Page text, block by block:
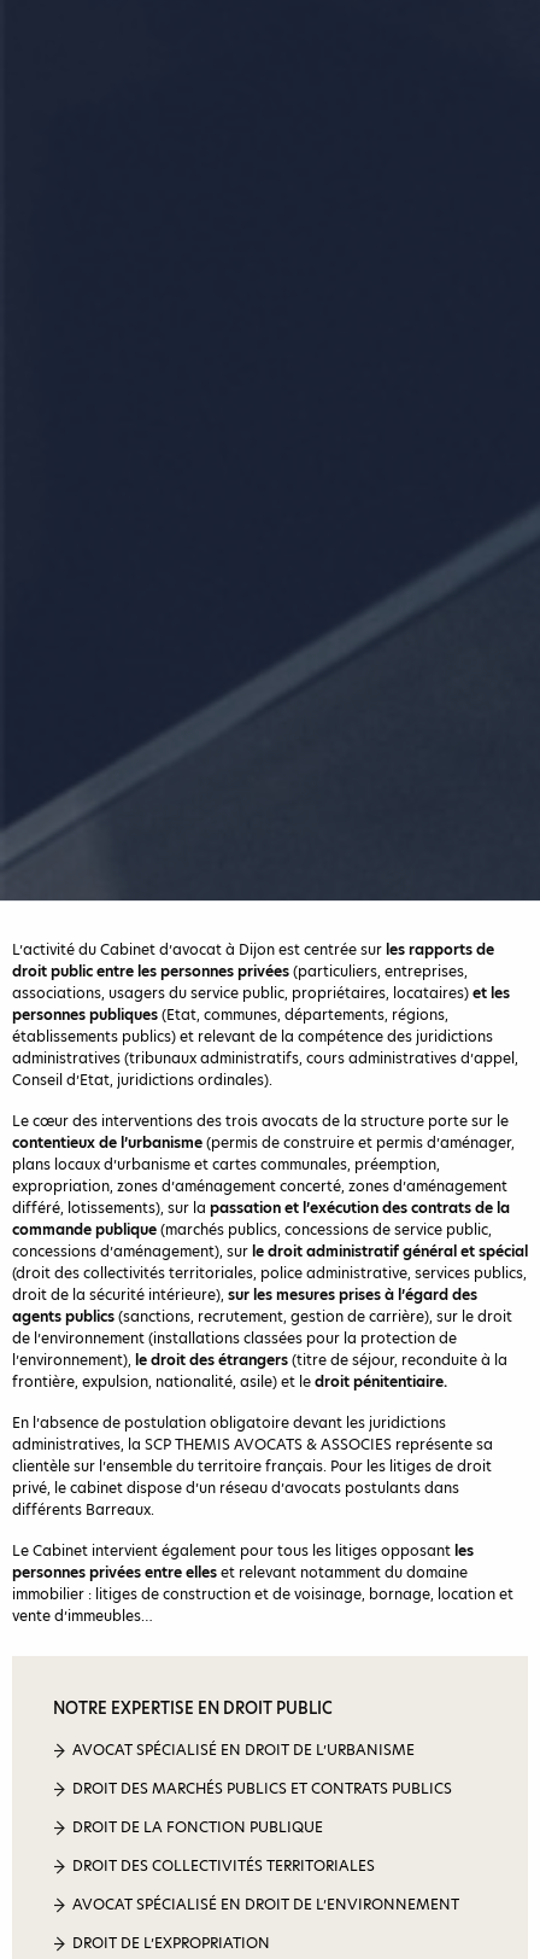
L’activité du Cabinet d’avocat à Dijon est centrée surles rapports de
droit public entre les personnes privées(particuliers, entreprises,
associations, usagers du service public, propriétaires, locataires)et les
personnes publiques(Etat, communes, départements, régions,
établissements publics) et relevant de la compétence des juridictions
administratives (tribunaux administratifs, cours administratives d’appel,
Conseil d’Etat, juridictions ordinales).
Le cœur des interventions des trois avocats de la structure porte sur le
contentieux de l’urbanisme(permis de construire et permis d’aménager,
plans locaux d’urbanisme et cartes communales, préemption,
expropriation, zones d’aménagement concerté, zones d’aménagement
différé, lotissements), sur la passation et l’exécution des contrats de la
commande publique(marchés publics, concessions de service public,
concessions d’aménagement), surle droit administratif général et spécial
(droit des collectivités territoriales, police administrative, services publics,
droit de la sécurité intérieure), sur les mesures prises à l’égard des
agents publics(sanctions, recrutement, gestion de carrière), sur le droit
de l’environnement (installations classées pour la protection de
l’environnement), le droit des étrangers(titre de séjour, reconduite à la
frontière, expulsion, nationalité, asile) et ledroit pénitentiaire.
En l’absence de postulation obligatoire devant les juridictions
administratives, la SCP THEMIS AVOCATS & ASSOCIES représente sa
clientèle sur l’ensemble du territoire français. Pour les litiges de droit
privé, le cabinet dispose d’un réseau d’avocats postulants dans
différents Barreaux.
Le Cabinet intervient également pour tous les litiges opposantles
personnes privées entre elleset relevant notamment du domaine
immobilier : litiges de construction et de voisinage, bornage, location et
vente d’immeubles…
NOTRE EXPERTISE EN DROIT PUBLIC
AVOCAT SPÉCIALISÉ EN DROIT DE L’URBANISME
DROIT DES MARCHÉS PUBLICS ET CONTRATS PUBLICS
DROIT DE LA FONCTION PUBLIQUE
DROIT DES COLLECTIVITÉS TERRITORIALES
AVOCAT SPÉCIALISÉ EN DROIT DE L’ENVIRONNEMENT
DROIT DE L’EXPROPRIATION